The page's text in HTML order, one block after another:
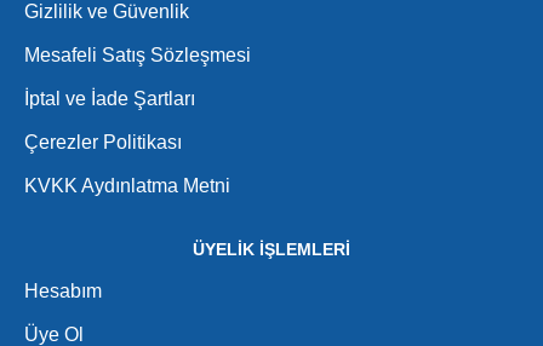
Gizlilik ve Güvenlik
Mesafeli Satış Sözleşmesi
İptal ve İade Şartları
Çerezler Politikası
KVKK Aydınlatma Metni
ÜYELİK İŞLEMLERİ
Hesabım
Üye Ol